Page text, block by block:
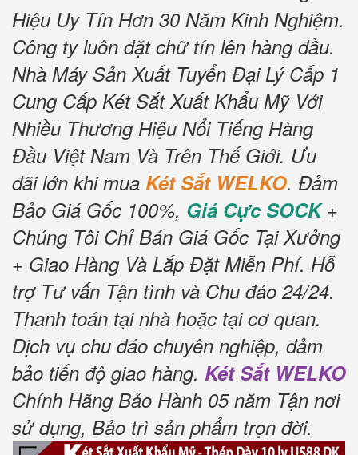
Hiệu Uy Tín Hơn 30 Năm Kinh Nghiệm.
Công ty luôn đặt chữ tín lên hàng đầu.
Nhà Máy Sản Xuất Tuyển Đại Lý Cấp 1
Cung Cấp Két Sắt Xuất Khẩu Mỹ Với
Nhiều Thương Hiệu Nổi Tiếng Hàng
Đầu Việt Nam Và Trên Thế Giới. Ưu
đãi lớn khi mua Két Sắt WELKO. Đảm
Bảo Giá Gốc 100%, Giá Cực SOCK+
Chúng Tôi Chỉ Bán Giá Gốc Tại Xưởng
+ Giao Hàng Và Lắp Đặt Miễn Phí. Hỗ
trợ Tư vấn Tận tình và Chu đáo 24/24.
Thanh toán tại nhà hoặc tại cơ quan.
Dịch vụ chu đáo chuyên nghiệp, đảm
bảo tiến độ giao hàng. Két Sắt WELKO
Chính Hãng Bảo Hành 05 năm Tận nơi
sử dụng, Bảo trì sản phẩm trọn đời.